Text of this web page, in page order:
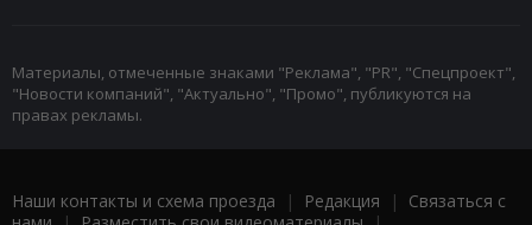
Материалы, отмеченные знаками "Реклама", "PR", "Спецпроект",
"Новости компаний", "Актуально", "Промо", публикуются на
правах рекламы.
Наши контакты и схема проезда | Редакция | Связаться с